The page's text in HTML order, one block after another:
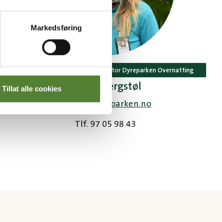
Markedsføring
Tillat alle cookies
Booking og konferansekoordinator Dyreparken Overnatting
Synne Bergstøl
synne@dyreparken.no
Tlf. 97 05 98 43